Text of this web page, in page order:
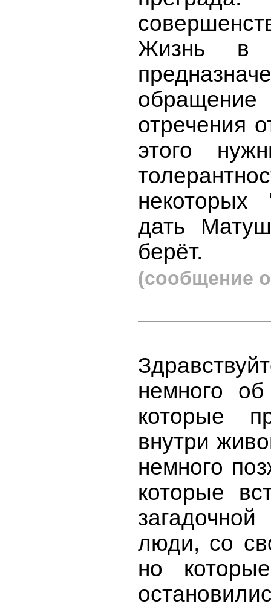
Жизнь в
отречения
этого
дать
берёт.
(сообщение
немного
которые
внутри
немного
которые
люди, со
но